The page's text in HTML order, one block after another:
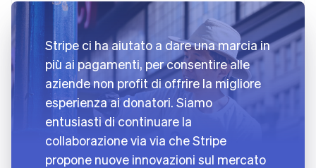
Stripe ci ha aiutato a dare una marcia in
più ai pagamenti, per consentire alle
aziende non profit di offrire la migliore
esperienza ai donatori. Siamo
entusiasti di continuare la
collaborazione via via che Stripe
propone nuove innovazioni sul mercato